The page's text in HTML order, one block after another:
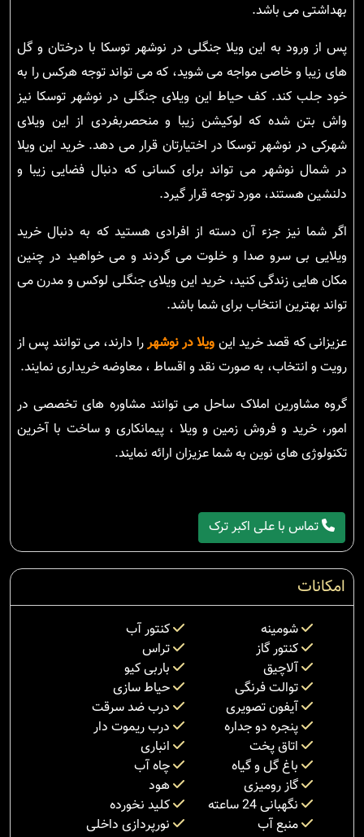
بهداشتی می باشد.
پس از ورود به این ویلا جنگلی در نوشهر توسکا با درختان و گل
های زیبا و خاصی مواجه می شوید، که می تواند توجه هرکس را به
خود جلب کند. کف حیاط این ویلای جنگلی در نوشهر توسکا نیز
واش بتن شده که لوکیشن زیبا و منحصربفردی از این ویلای
شهرکی در نوشهر توسکا در اختیارتان قرار می دهد. خرید این ویلا
در شمال نوشهر می تواند برای کسانی که دنبال فضایی زیبا و
دلنشین هستند، مورد توجه قرار گیرد.
اگر شما نیز جزء آن دسته از افرادی هستید که به دنبال خرید
ویلایی بی سرو صدا و خلوت می گردند و می خواهید در چنین
مکان هایی زندگی کنید، خرید این ویلای جنگلی لوکس و مدرن می
تواند بهترین انتخاب برای شما باشد.
عزیزانی که قصد خرید این ویلا در نوشهررا دارند، می توانند پس از
رویت و انتخاب، به صورت نقد و اقساط ، معاوضه خریداری نمایند.
گروه مشاورین املاک ساحل می توانند مشاوره های تخصصی در
امور، خرید و فروش زمین و ویلا ، پیمانکاری و ساخت با آخرین
تکنولوژی های نوین به شما عزیزان ارائه نمایند.
تماس با علی اکبر ترک
امکانات
شومینه
کنتور آب
کنتور گاز
تراس
آلاچیق
باربی کیو
توالت فرنگی
حیاط سازی
آیفون تصویری
درب ضد سرقت
پنجره دو جداره
درب ریموت دار
اتاق پخت
انباری
باغ گل و گیاه
چاه آب
گاز رومیزی
هود
نگهبانی 24 ساعته
کلید نخورده
منبع آب
نورپردازی داخلی